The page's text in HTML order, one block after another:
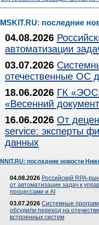
MSKIT.RU: последние
04.08.2026
автоматизации
03.07.2026
отечественные ОС
18.06.2026 ГК
«Весенний
16.06.2026 От
service: эксперты
данных
NNIT.RU: последние новости
04.08.2026 Российский RPA-
от автоматизации задач к
процессами и AI
03.07.2026 Системные
обсудили переход на
встроенных систем